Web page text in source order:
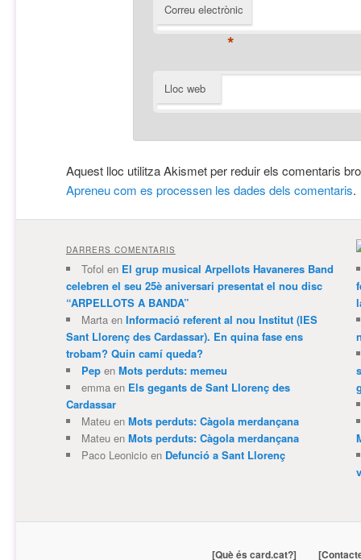
Correu electrònic
*
Lloc web
Aquest lloc utilitza Akismet per reduir els comentaris
Apreneu com es processen les dades dels comentaris.
DARRERS COMENTARIS
Tofol en El grup musical Arpellots Havaneres Band
celebren el seu 25è aniversari presentat el nou disc
“ARPELLOTS A BANDA”
Martaen Informació referent al nou Institut (IES
Sant Llorenç des Cardassar). En quina fase ens
trobam? Quin camí queda?
Pepen Mots perduts: memeu
emmaen Els gegants de Sant Llorenç des
Cardassar
Mateuen Mots perduts: Càgola merdançana
Mateuen Mots perduts: Càgola merdançana
Paco Leonicioen Defunció a Sant Llorenç
[Què és card.cat?]